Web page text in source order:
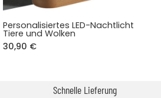
Personalisiertes LED-Nachtlicht
Tiere und Wolken
30,90 €
Schnelle Lieferung